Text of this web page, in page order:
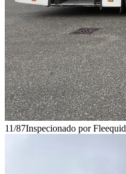
11/87Inspecionado por Fleequid